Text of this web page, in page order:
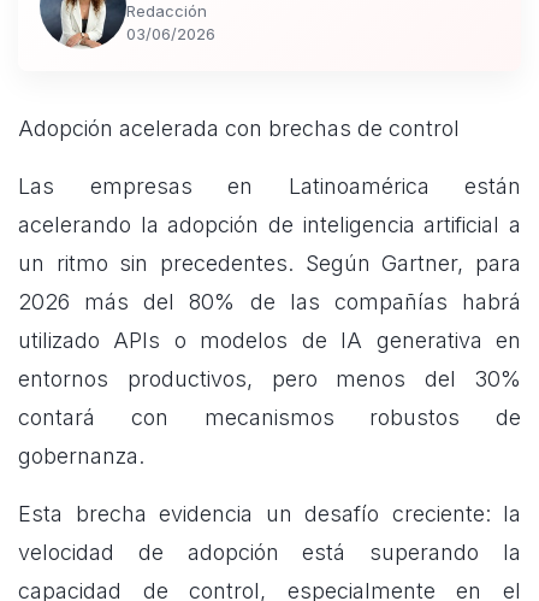
Redacción
03/06/2026
Adopción acelerada con brechas de control
Las empresas en Latinoamérica están
acelerando la adopción de inteligencia artificial a
un ritmo sin precedentes. Según Gartner, para
2026 más del 80% de las compañías habrá
utilizado APIs o modelos de IA generativa en
entornos productivos, pero menos del 30%
contará con mecanismos robustos de
gobernanza.
Esta brecha evidencia un desafío creciente: la
velocidad de adopción está superando la
capacidad de control, especialmente en el